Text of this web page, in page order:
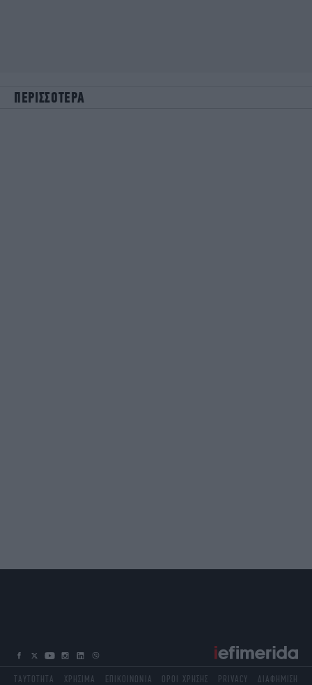
ΠΕΡΙΣΣΟΤΕΡΑ
ΤΑΥΤΟΤΗΤΑ ΧΡΗΣΙΜΑ ΕΠΙΚΟΙΝΩΝΙΑ ΟΡΟΙ ΧΡΗΣΗΣ PRIVACY ΔΙΑΦΗΜΙΣΗ